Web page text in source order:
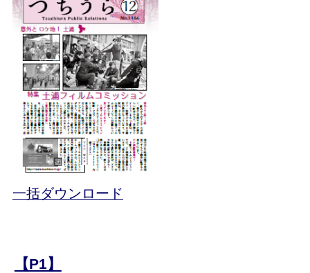
一括ダウンロード
【P1】